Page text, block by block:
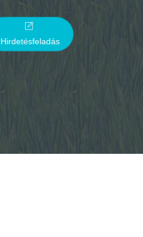
Hirdetésfeladás